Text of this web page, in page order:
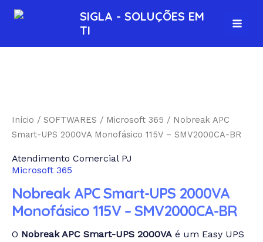
para
conteúdo
SIGLA - SOLUÇÕES EM
TI
Início / SOFTWARES / Microsoft 365 / Nobreak APC
Smart-UPS 2000VA Monofásico 115V – SMV2000CA-BR
Atendimento Comercial PJ
Microsoft 365
Nobreak APC Smart-UPS 2000VA
Monofásico 115V – SMV2000CA-BR
O Nobreak APC Smart-UPS 2000VA é um Easy UPS